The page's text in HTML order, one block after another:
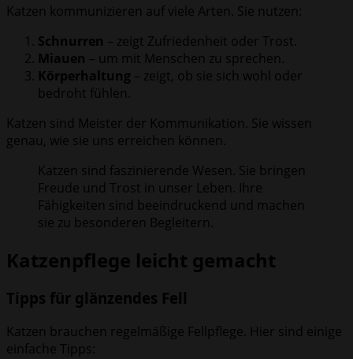
Katzen kommunizieren auf viele Arten. Sie nutzen:
Schnurren – zeigt Zufriedenheit oder Trost.
Miauen – um mit Menschen zu sprechen.
Körperhaltung – zeigt, ob sie sich wohl oder
bedroht fühlen.
Katzen sind Meister der Kommunikation. Sie wissen
genau, wie sie uns erreichen können.
Katzen sind faszinierende Wesen. Sie bringen
Freude und Trost in unser Leben. Ihre
Fähigkeiten sind beeindruckend und machen
sie zu besonderen Begleitern.
Katzenpflege leicht gemacht
Tipps für glänzendes Fell
Katzen brauchen regelmäßige Fellpflege. Hier sind einige
einfache Tipps: